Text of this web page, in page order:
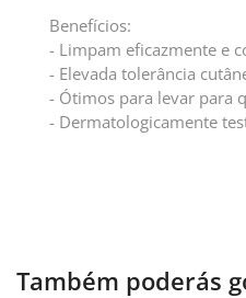
Benefícios:
- Limpam eficazmente e
- Elevada tolerância
- Ótimos para levar para
- Dermatologicamente
Também poderás